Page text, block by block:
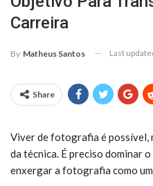
Carreira
By Matheus Santos Last
Share
Viver de fotografia é possível,
da técnica. É preciso dominar
enxergar a fotografia como